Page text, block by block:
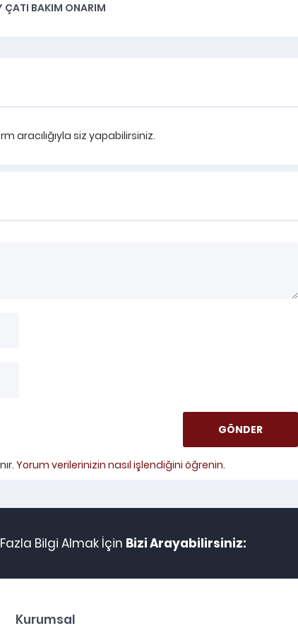
ÇATI BAKIM ONARIM
aracılığıyla siz yapabilirsiniz.
Yorum verilerinizin nasıl işlendiğini öğrenin.
Bilgi Almak İçin Bizi Arayabilirsiniz:
Kurumsal